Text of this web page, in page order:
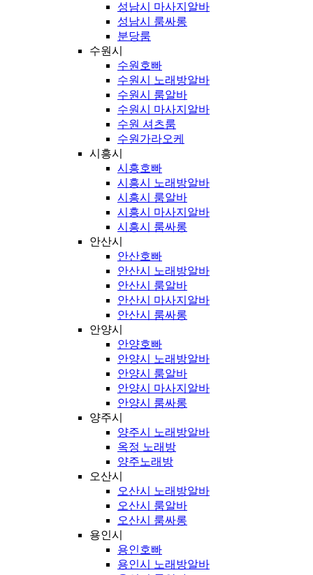
성남시 마사지알바
성남시 룸싸롱
분당룸
수원시
수원호빠
수원시 노래방알바
수원시 룸알바
수원시 마사지알바
수원 셔츠룸
수원가라오케
시흥시
시흥호빠
시흥시 노래방알바
시흥시 룸알바
시흥시 마사지알바
시흥시 룸싸롱
안산시
안산호빠
안산시 노래방알바
안산시 룸알바
안산시 마사지알바
안산시 룸싸롱
안양시
안양호빠
안양시 노래방알바
안양시 룸알바
안양시 마사지알바
안양시 룸싸롱
양주시
양주시 노래방알바
옥정 노래방
양주노래방
오산시
오산시 노래방알바
오산시 룸알바
오산시 룸싸롱
용인시
용인호빠
용인시 노래방알바